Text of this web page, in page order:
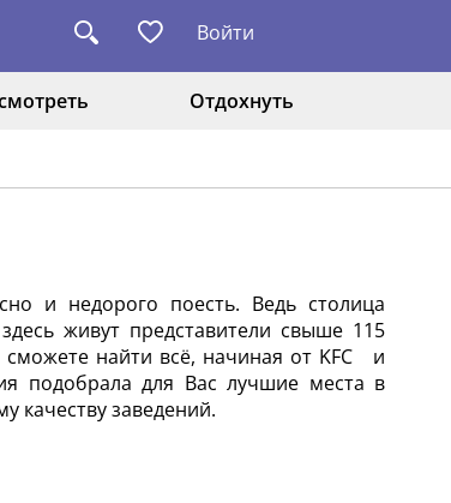
Войти
Отдохнуть
и недорого поесть. Ведь столица
живут представители свыше 115
сможете найти всё, начиная от KFC и
подобрала для Вас лучшие места в
качеству заведений.